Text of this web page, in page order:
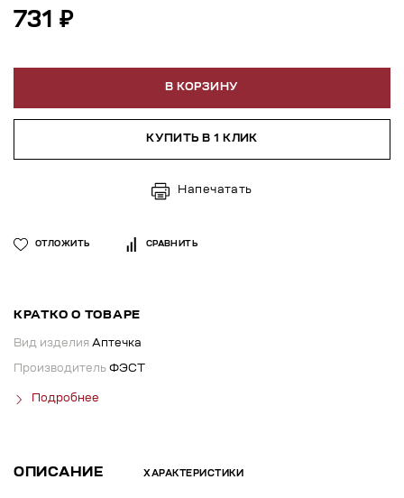
731 ₽
В КОРЗИНУ
КУПИТЬ В 1 КЛИК
Напечатать
ОТЛОЖИТЬ СРАВНИТЬ
КРАТКО О ТОВАРЕ
Вид изделия Аптечка
Производитель ФЭСТ
Подробнее
ОПИСАНИЕ ХАРАКТЕРИСТИКИ